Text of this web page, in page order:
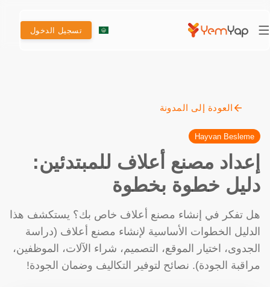
تسجيل الدخول
العودة إلى المدونة
Hayvan Besleme
إعداد مصنع أعلاف للمبتدئين:
دليل خطوة بخطوة
هل تفكر في إنشاء مصنع أعلاف خاص بك؟ يستكشف هذا
الدليل الخطوات الأساسية لإنشاء مصنع أعلاف (دراسة
الجدوى، اختيار الموقع، التصميم، شراء الآلات، الموظفين،
مراقبة الجودة). نصائح لتوفير التكاليف وضمان الجودة!